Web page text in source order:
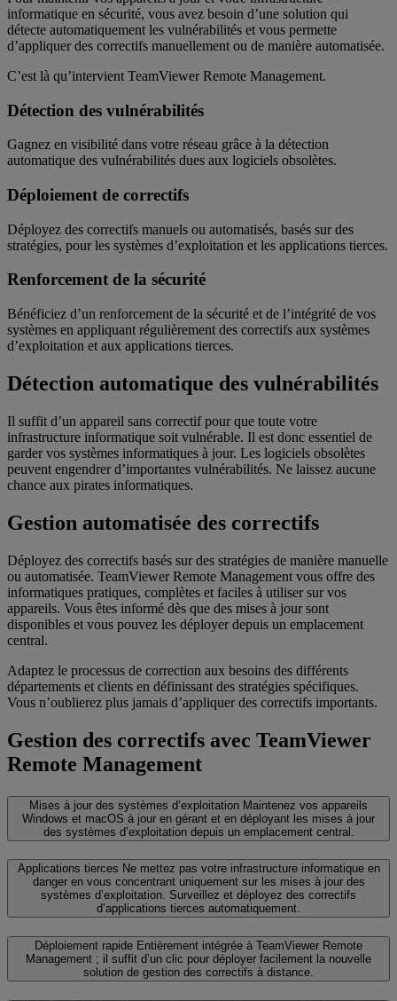
informatique en sécurité, vous avez besoin d’une solution qui
détecte automatiquement les vulnérabilités et vous permette
d’appliquer des correctifs manuellement ou de manière automatisée.
C’est là qu’intervient TeamViewer Remote Management.
Détection des vulnérabilités
Gagnez en visibilité dans votre réseau grâce à la détection
automatique des vulnérabilités dues aux logiciels obsolètes.
Déploiement de correctifs
Déployez des correctifs manuels ou automatisés, basés sur des
stratégies, pour les systèmes d’exploitation et les applications tierces.
Renforcement de la sécurité
Bénéficiez d’un renforcement de la sécurité et de l’intégrité de vos
systèmes en appliquant régulièrement des correctifs aux systèmes
d’exploitation et aux applications tierces.
Détection automatique des vulnérabilités
Il suffit d’un appareil sans correctif pour que toute votre
infrastructure informatique soit vulnérable. Il est donc essentiel de
garder vos systèmes informatiques à jour. Les logiciels obsolètes
peuvent engendrer d’importantes vulnérabilités. Ne laissez aucune
chance aux pirates informatiques.
Gestion automatisée des correctifs
Déployez des correctifs basés sur des stratégies de manière manuelle
ou automatisée. TeamViewer Remote Management vous offre des
informatiques pratiques, complètes et faciles à utiliser sur vos
appareils. Vous êtes informé dès que des mises à jour sont
disponibles et vous pouvez les déployer depuis un emplacement
central.
Adaptez le processus de correction aux besoins des différents
départements et clients en définissant des stratégies spécifiques.
Vous n’oublierez plus jamais d’appliquer des correctifs importants.
Gestion des correctifs avec TeamViewer
Remote Management
Mises à jour des systèmes d’exploitation Maintenez vos appareils
Windows et macOS à jour en gérant et en déployant les mises à jour
des systèmes d’exploitation depuis un emplacement central.
Applications tierces Ne mettez pas votre infrastructure informatique en
danger en vous concentrant uniquement sur les mises à jour des
systèmes d’exploitation. Surveillez et déployez des correctifs
d’applications tierces automatiquement.
Déploiement rapide Entièrement intégrée à TeamViewer Remote
Management ; il suffit d’un clic pour déployer facilement la nouvelle
solution de gestion des correctifs à distance.